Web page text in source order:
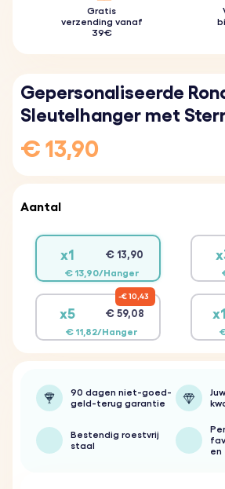
Gratis
verzending vanaf
39€
Gepersonaliseerde
Sleutelhanger met
€ 13,90
Aantal
x1 € 13,90
€ 13,90/Hanger
x5 € 59,08
€ 11,82/Hanger
€ 10,43
90 dagen niet-goed-
geld-terug garantie
Bestendig roestvrij
staal
en